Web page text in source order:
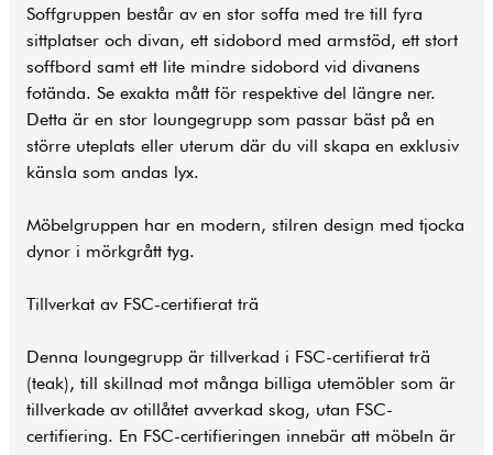
Soffgruppen består av en stor soffa med tre till fyra
sittplatser och divan, ett sidobord med armstöd, ett stort
soffbord samt ett lite mindre sidobord vid divanens
fotända. Se exakta mått för respektive del längre ner.
Detta är en stor loungegrupp som passar bäst på en
större uteplats eller uterum där du vill skapa en exklusiv
känsla som andas lyx.
Möbelgruppen har en modern, stilren design med tjocka
dynor i mörkgrått tyg.
Tillverkat av FSC-certifierat trä
Denna loungegrupp är tillverkad i FSC-certifierat trä
(teak), till skillnad mot många billiga utemöbler som är
tillverkade av otillåtet avverkad skog, utan FSC-
certifiering. En FSC-certifieringen innebär att möbeln är